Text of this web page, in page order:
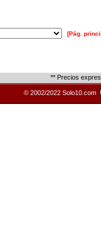
[Pág.
** Precios
© 2002/2022 Solo10.com